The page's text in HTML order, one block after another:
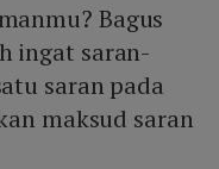
Bagus
ingat saran-
saran pada
maksud saran